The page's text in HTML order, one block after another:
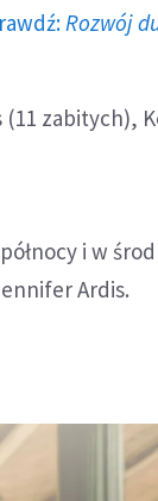
Rozwój
(11 zabitych),
i w
Ardis.